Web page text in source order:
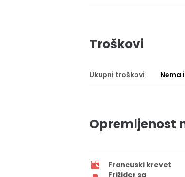
Troškovi
Ukupni troškovi Nema
Opremljenost
Francuski krevet
Frižider sa